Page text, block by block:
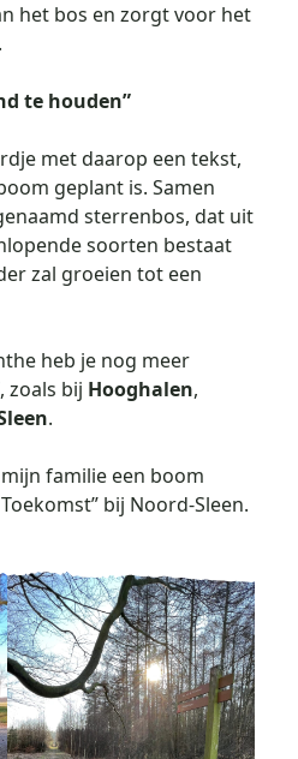
het bos en zorgt voor het
te houden”
met daarop een tekst,
geplant is. Samen
sterrenbos, dat uit
soorten bestaat
zal groeien tot een
heb je nog meer
zoals bij Hooghalen,
.
familie een boom
bij Noord-Sleen.